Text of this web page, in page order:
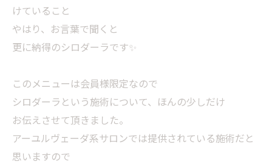
けていること
やはり、お言葉で聞くと
更に納得のシロダーラです✨
このメニューは会員様限定なので
シロダーラという施術について、ほんの少しだけ
お伝えさせて頂きました。
アーユルヴェーダ系サロンでは提供されている施術だと
思いますので